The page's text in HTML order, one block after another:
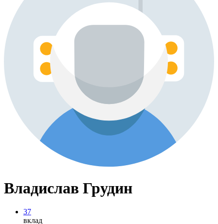
Владислав Грудин
37
вклад